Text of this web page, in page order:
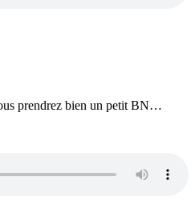
prendrez bien un petit BN…